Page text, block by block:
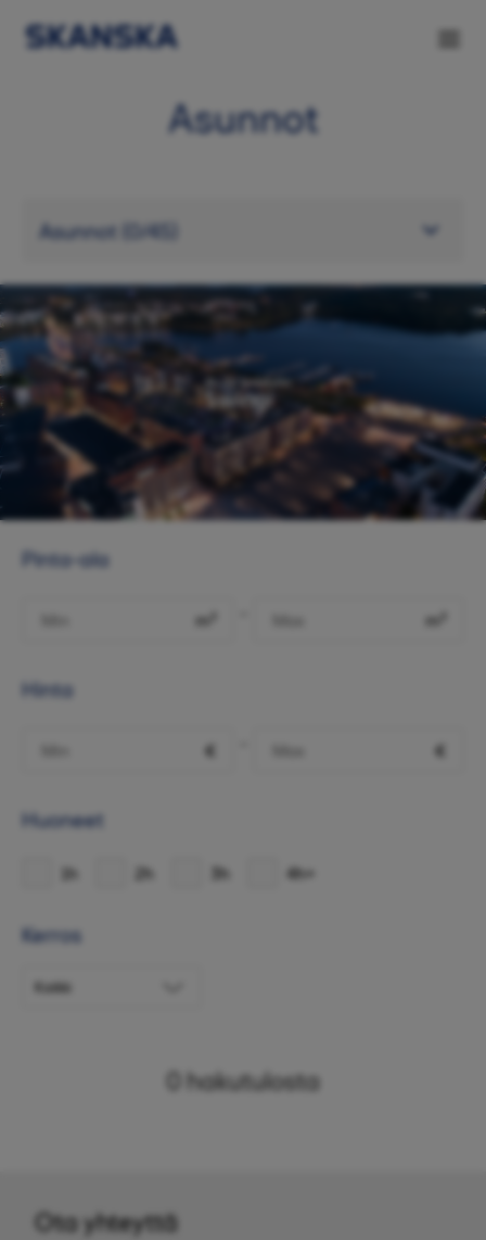
Asunnot
Pinta-ala
m² m²
Hinta
€ €
Huoneet
1h 2h 3h 4h+
Kerros
hakutulosta
Ota yhteyttä